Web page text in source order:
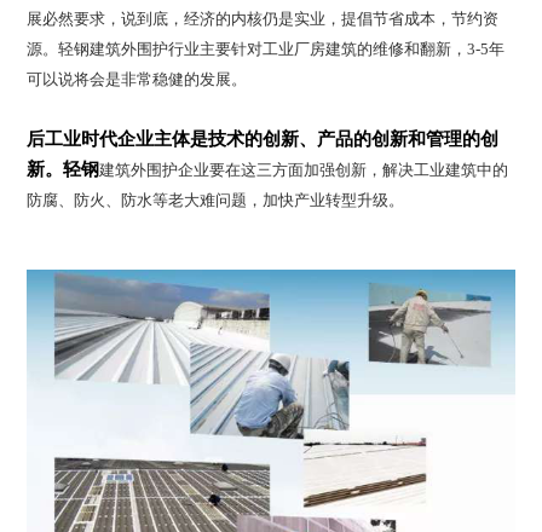
展必然要求，说到底，经济的内核仍是实业，提倡节省成本，节约资
源。轻钢建筑外围护行业主要针对工业厂房建筑的维修和翻新，3-5年
可以说将会是非常稳健的发展。
后工业时代企业主体是技术的创新、产品的创新和管理的创
新。轻钢建筑外围护企业要在这三方面加强创新，解决工业建筑中的
防腐、防火、防水等老大难问题，加快产业转型升级。